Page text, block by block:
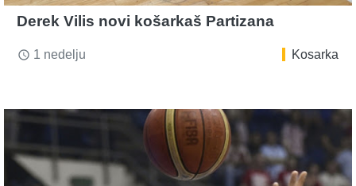
Derek Vilis novi košarkaš Partizana
access_time 1 nedelju Kosarka